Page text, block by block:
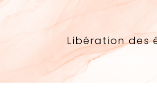
Libération des